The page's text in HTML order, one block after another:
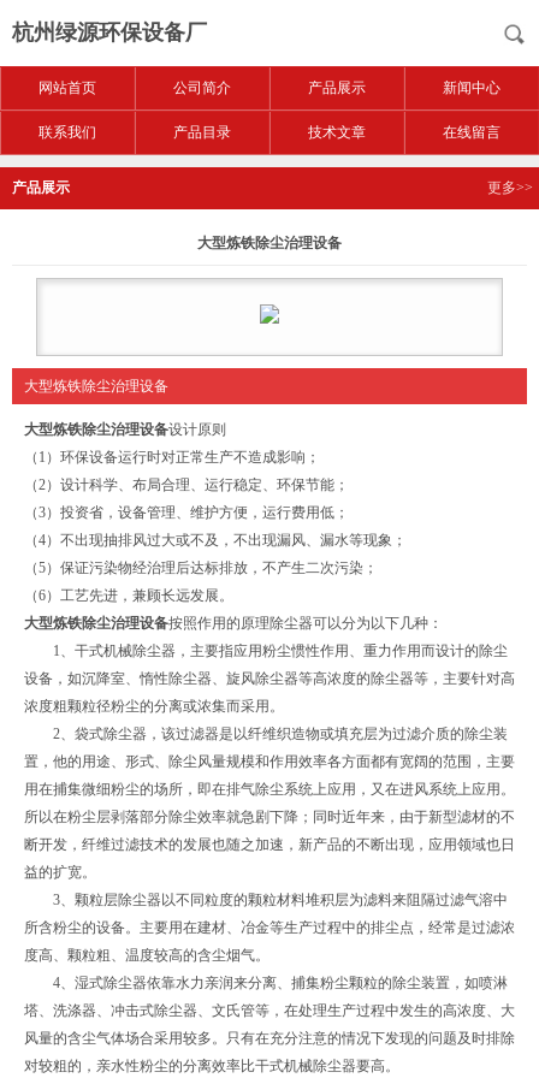
杭州绿源环保设备厂
网站首页 公司简介 产品展示 新闻中心
联系我们 产品目录 技术文章 在线留言
产品展示 更多>>
大型炼铁除尘治理设备
大型炼铁除尘治理设备
大型炼铁除尘治理设备设计原则
（1）环保设备运行时对正常生产不造成影响；
（2）设计科学、布局合理、运行稳定、环保节能；
（3）投资省，设备管理、维护方便，运行费用低；
（4）不出现抽排风过大或不及，不出现漏风、漏水等现象；
（5）保证污染物经治理后达标排放，不产生二次污染；
（6）工艺先进，兼顾长远发展。
大型炼铁除尘治理设备按照作用的原理除尘器可以分为以下几种：
1、干式机械除尘器，主要指应用粉尘惯性作用、重力作用而设计的除尘
设备，如沉降室、惰性除尘器、旋风除尘器等高浓度的除尘器等，主要针对高
浓度粗颗粒径粉尘的分离或浓集而采用。
2、袋式除尘器，该过滤器是以纤维织造物或填充层为过滤介质的除尘装
置，他的用途、形式、除尘风量规模和作用效率各方面都有宽阔的范围，主要
用在捕集微细粉尘的场所，即在排气除尘系统上应用，又在进风系统上应用。
所以在粉尘层剥落部分除尘效率就急剧下降；同时近年来，由于新型滤材的不
断开发，纤维过滤技术的发展也随之加速，新产品的不断出现，应用领域也日
益的扩宽。
3、颗粒层除尘器以不同粒度的颗粒材料堆积层为滤料来阻隔过滤气溶中
所含粉尘的设备。主要用在建材、冶金等生产过程中的排尘点，经常是过滤浓
度高、颗粒粗、温度较高的含尘烟气。
4、湿式除尘器依靠水力亲润来分离、捕集粉尘颗粒的除尘装置，如喷淋
塔、洗涤器、冲击式除尘器、文氏管等，在处理生产过程中发生的高浓度、大
风量的含尘气体场合采用较多。只有在充分注意的情况下发现的问题及时排除
对较粗的，亲水性粉尘的分离效率比干式机械除尘器要高。